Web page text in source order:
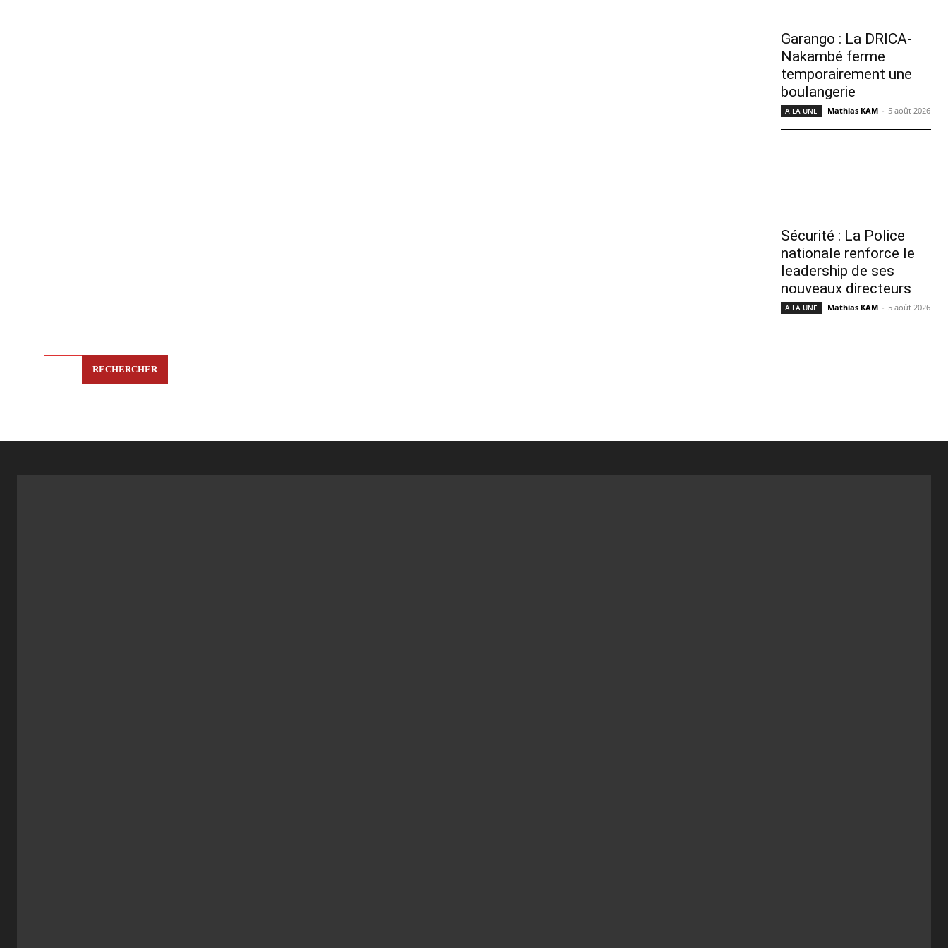
RECHERCHER
Garango : La DRICA-
Nakambé ferme
temporairement une
boulangerie
A LA UNE Mathias KAM - 5 août 2026
Sécurité : La Police
nationale renforce le
leadership de ses
nouveaux directeurs
A LA UNE Mathias KAM - 5 août 2026